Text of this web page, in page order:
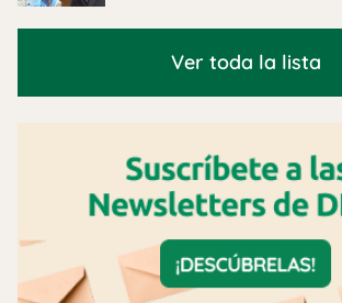
Ver toda la lista